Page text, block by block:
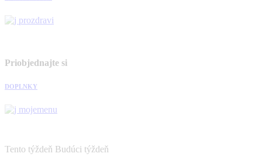
Priobjednajte si
DOPLNKY
Tento týždeň Budúci týždeň